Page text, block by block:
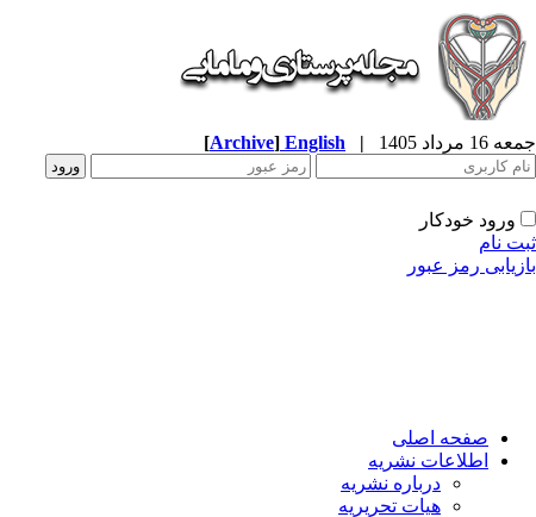
جمعه 16 مرداد 1405 |
English
[Archive]
ورود خودکار
ثبت نام
بازیابی رمز عبور
صفحه اصلی
اطلاعات نشریه
درباره نشریه
هیات تحریریه